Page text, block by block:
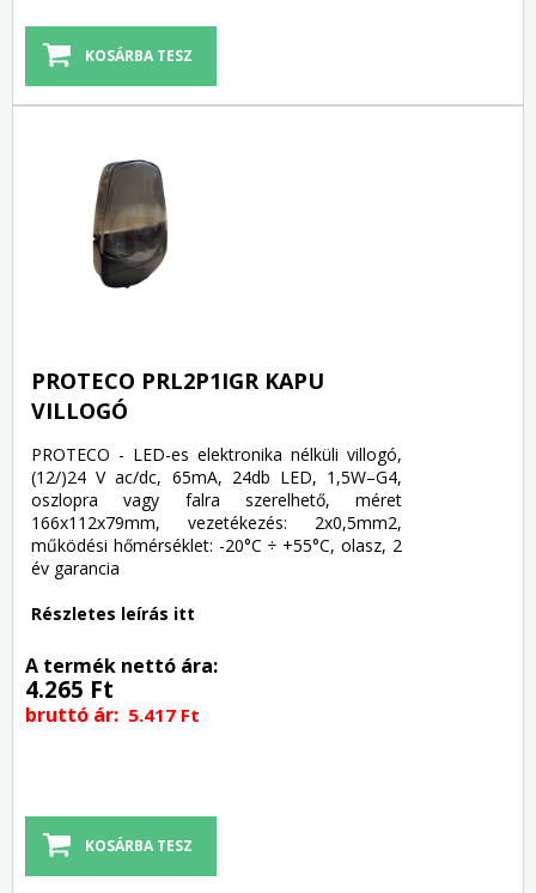
PROTECO PRL2P1IGR KAPU
VILLOGÓ
PROTECO - LED-es elektronika nélküli villogó,
(12/)24 V ac/dc, 65mA, 24db LED, 1,5W–G4,
oszlopra vagy falra szerelhető, méret
166x112x79mm, vezetékezés: 2x0,5mm2,
működési hőmérséklet: -20°C ÷ +55°C, olasz, 2
év garancia
Részletes leírás itt
A termék nettó ára:
4.265 Ft
bruttó ár: 5.417 Ft